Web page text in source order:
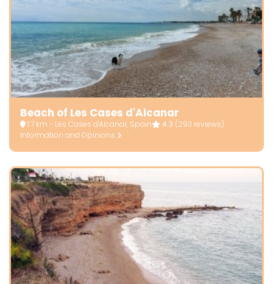
Beach of Les Cases d'Alcanar
1.7 km - Les Cases d'Alcanar, Spain 4.3 (293 reviews)
Information and Opinions